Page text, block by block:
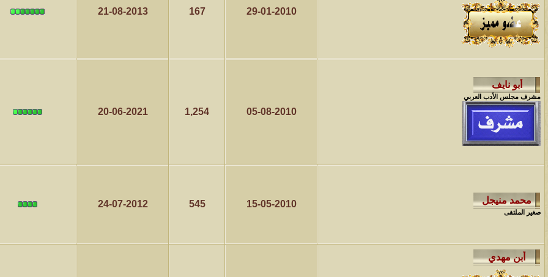
29-01-2010
167
21-08-2013
مشرف مجلس الأدب العربي
05-08-2010
1,254
20-06-2021
صغير الملتقى
15-05-2010
545
24-07-2012